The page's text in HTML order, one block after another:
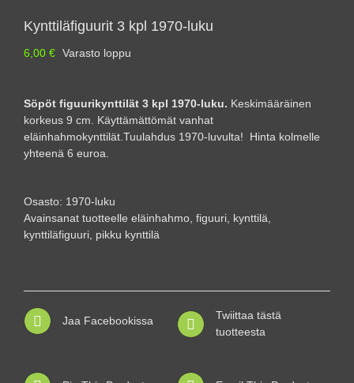
Kynttiläfiguurit 3 kpl 1970-luku
6,00 € Varasto loppu
Söpöt figuurikynttilät 3 kpl 1970-luku. Keskimääräinen
korkeus 9 cm. Käyttämättömät vanhat
eläinhahmokynttilät.Tuulahdus 1970-luvulta! Hinta kolmelle
yhteenä 6 euroa.
Osasto: 1970-luku
Avainsanat tuotteelle eläinhahmo, figuuri, kynttilä,
kynttiläfiguuri, pikku kynttilä
Jaa Facebookissa
Twiittaa tästä
tuotteesta